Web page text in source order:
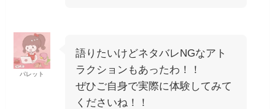
パレット
語りたいけどネタバレNGなアト
ラクションもあったわ！！
ぜひご自身で実際に体験してみて
くださいね！！